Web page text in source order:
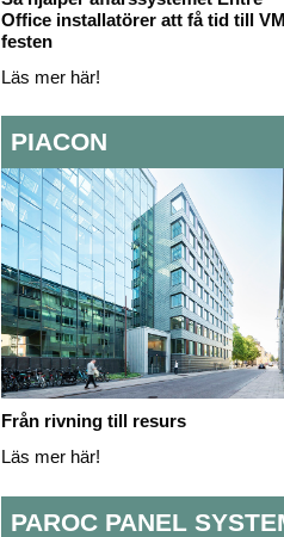
Office installatörer att få tid till
festen
Läs mer här!
PIACON
Från rivning till resurs
Läs mer här!
PAROC PANEL